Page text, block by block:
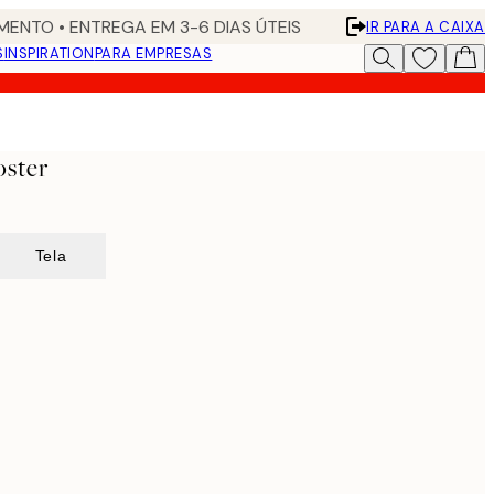
• ENTREGA EM 3-6 DIAS ÚTEIS
IR PARA A CAIXA
INSPIRATIONPARA EMPRESAS
Tela